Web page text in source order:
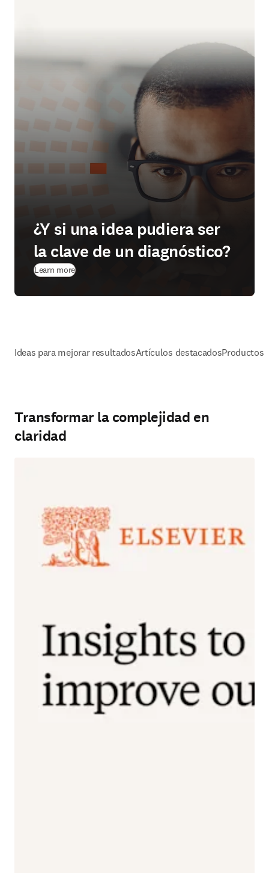
¿Y si una idea pudiera ser
la clave de un diagnóstico?
Learn more
Ideas para mejorar resultadosArtículos destacadosProductos
Transformar la complejidad en
claridad